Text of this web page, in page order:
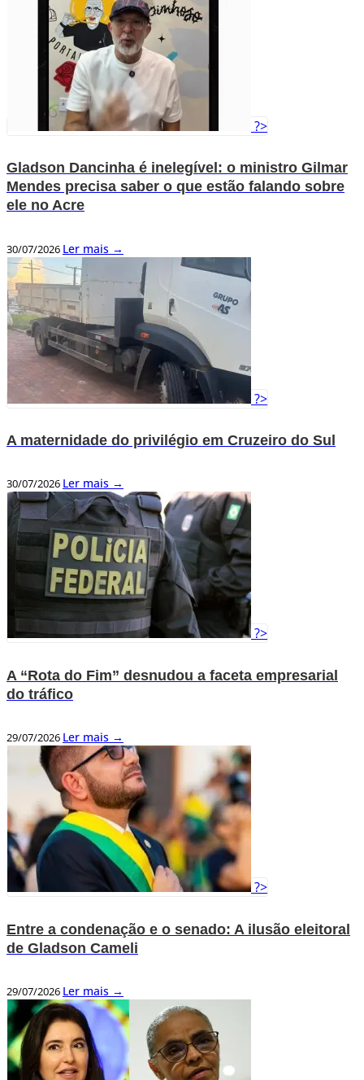
?>
Gladson Dancinha é inelegível: o ministro Gilmar
Mendes precisa saber o que estão falando sobre
ele no Acre
30/07/2026 Ler mais →
?>
A maternidade do privilégio em Cruzeiro do Sul
30/07/2026 Ler mais →
?>
A “Rota do Fim” desnudou a faceta empresarial
do tráfico
29/07/2026 Ler mais →
?>
Entre a condenação e o senado: A ilusão eleitoral
de Gladson Cameli
29/07/2026 Ler mais →